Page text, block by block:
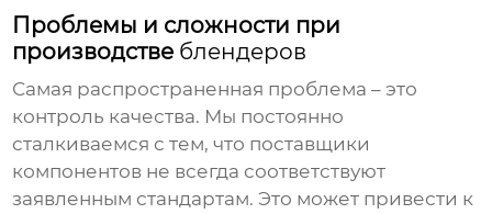
Проблемы и сложности при
производстве блендеров
Самая распространенная проблема – это
контроль качества. Мы постоянно
сталкиваемся с тем, что поставщики
компонентов не всегда соответствуют
заявленным стандартам. Это может привести к